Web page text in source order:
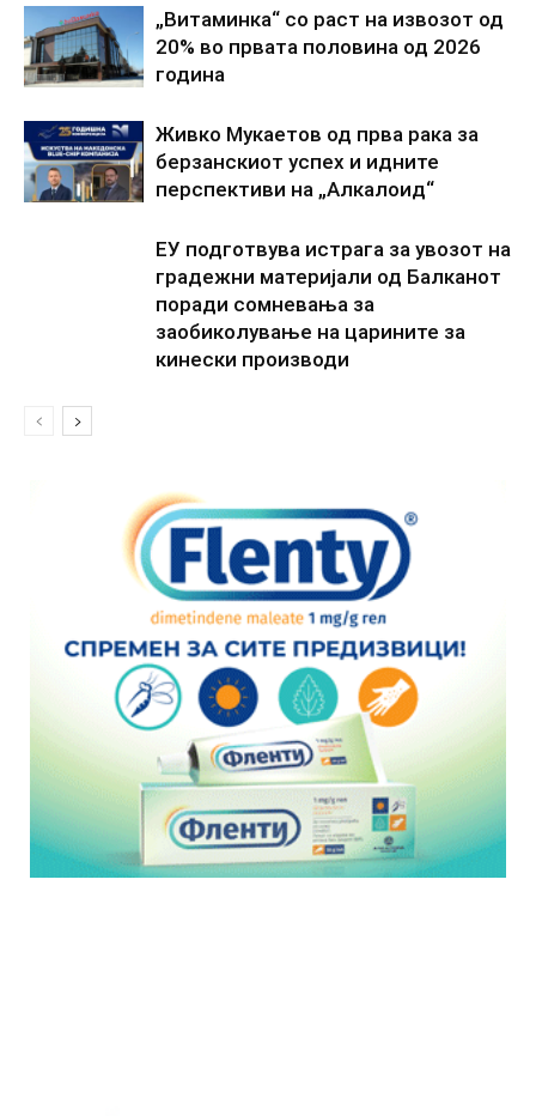
„Витаминка“ со раст на извозот од
20% во првата половина од 2026
година
Живко Мукаетов од прва рака за
берзанскиот успех и идните
перспективи на „Алкалоид“
ЕУ подготвува истрага за увозот на
градежни материјали од Балканот
поради сомневања за
заобиколување на царините за
кинески производи